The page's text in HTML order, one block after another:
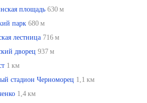
площадь 630 м
парк 680 м
лестница 716 м
дворец 937 м
1 км
стадион Черноморец 1,1 км
1,4 км